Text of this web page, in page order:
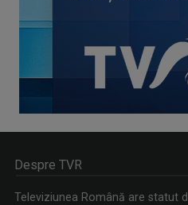
Despre TVR
Televiziunea Română are statut